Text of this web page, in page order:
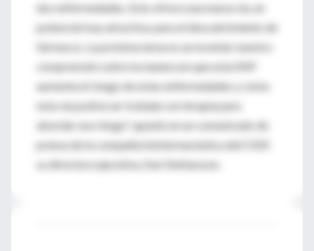
dos enfermedades. Esto ofrece una nueva vía, en
potencial muy atractiva, para el descubrimiento de
fármacos. La próxima tarea es acrecentar nuestra
comprensión sobre la manera en que esta SNP
aumenta el riesgo de estas enfermedades y cómo
esta vía podría ser tratada con terapia para
abordar ese riesgo", apuntó en un comunicado de
prensa de la compañía biofarmacéutica deCODE
su directora ejecutiva, Kari Stefansson.